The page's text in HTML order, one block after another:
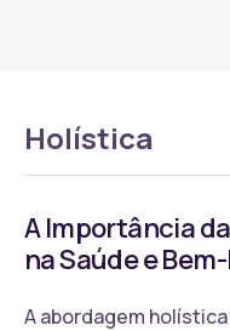
Holística
A Importância
na Saúde e
A abordagem